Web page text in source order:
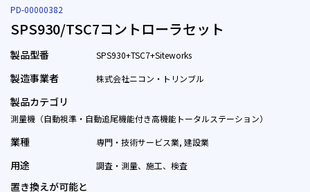
PD-00000382
SPS930/TSC7コントローラセット
製品型番 SPS930+TSC7+Siteworks
製造事業者 株式会社ニコン・トリンブル
製品カテゴリ
測量機（自動視準・自動追尾機能付き高機能トータルステーション）
業種 専門・技術サービス業, 建設業
用途 調査・測量、施工、検査
置き換えが可能と